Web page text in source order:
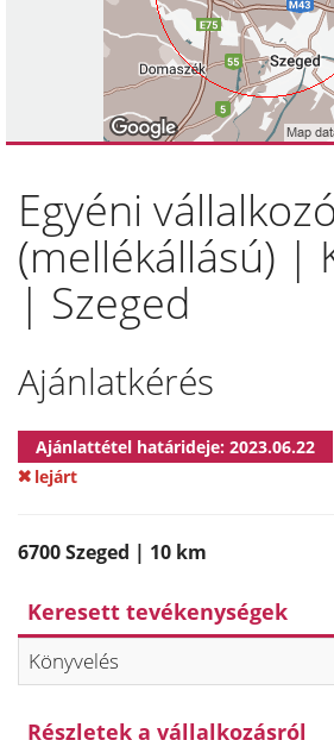
Képzésnaptár
Egyéni vállalkozó
(mellékállású) |
| Szeged
Ajánlatkérés
Ajánlattétel határideje: 2023.06.22
lejárt
6700 Szeged | 10 km
Keresett tevékenységek
Könyvelés
Részletek a vállalkozásról